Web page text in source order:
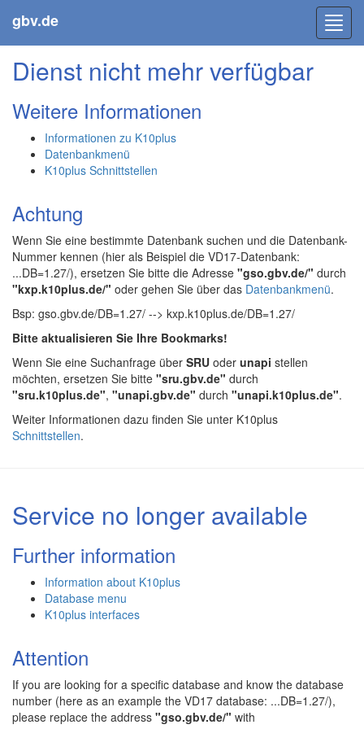
gbv.de
Dienst nicht mehr verfügbar
Weitere Informationen
Informationen zu K10plus
Datenbankmenü
K10plus Schnittstellen
Achtung
Wenn Sie eine bestimmte Datenbank suchen und die Datenbank-
Nummer kennen (hier als Beispiel die VD17-Datenbank:
...DB=1.27/), ersetzen Sie bitte die Adresse "gso.gbv.de/" durch
"kxp.k10plus.de/" oder gehen Sie über das Datenbankmenü.
Bsp: gso.gbv.de/DB=1.27/ --> kxp.k10plus.de/DB=1.27/
Bitte aktualisieren Sie Ihre Bookmarks!
Wenn Sie eine Suchanfrage über SRU oder unapi stellen
möchten, ersetzen Sie bitte "sru.gbv.de" durch
"sru.k10plus.de", "unapi.gbv.de" durch "unapi.k10plus.de".
Weiter Informationen dazu finden Sie unter K10plus
Schnittstellen.
Service no longer available
Further information
Information about K10plus
Database menu
K10plus interfaces
Attention
If you are looking for a specific database and know the database
number (here as an example the VD17 database: ...DB=1.27/),
please replace the address "gso.gbv.de/" with